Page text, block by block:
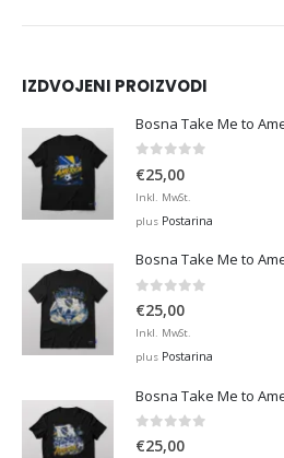
IZDVOJENI PROIZVODI
Bosna Take Me to
€25,00
Inkl. MwSt.
plus Postarina
Bosna Take Me to
0 out of 5
€25,00
Inkl. MwSt.
plus Postarina
Bosna Take Me to
0 out of 5
€25,00